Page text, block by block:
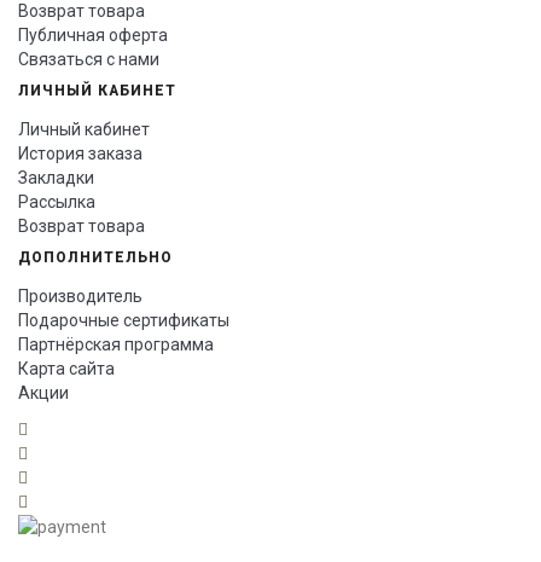
Возврат товара
Публичная оферта
Связаться с нами
ЛИЧНЫЙ КАБИНЕТ
Личный кабинет
История заказа
Закладки
Рассылка
Возврат товара
ДОПОЛНИТЕЛЬНО
Производитель
Подарочные сертификаты
Партнёрская программа
Карта сайта
Акции